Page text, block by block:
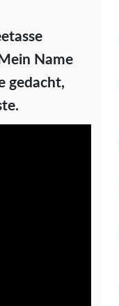
Name
gedacht,